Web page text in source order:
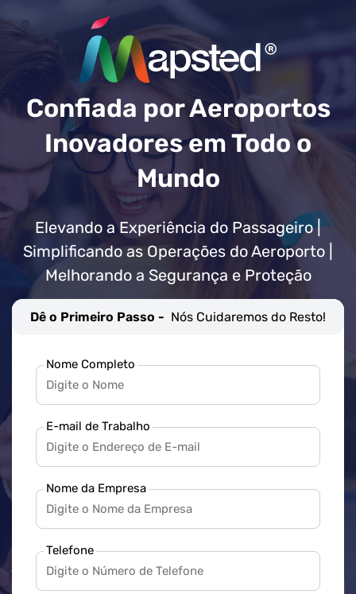
Confiada por Aeroportos
Inovadores em Todo o
Mundo
Elevando a Experiência do Passageiro |
Simplificando as Operações do Aeroporto |
Melhorando a Segurança e Proteção
Dê o Primeiro Passo - Nós Cuidaremos do Resto!
Nome Completo
E-mail de Trabalho
Nome da Empresa
Telefone